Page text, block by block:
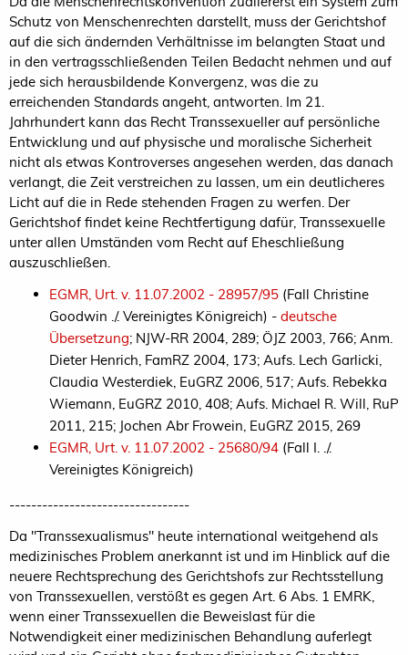
Schutz von Menschenrechten darstellt, muss der Gerichtshof
auf die sich ändernden Verhältnisse im belangten Staat und
in den vertragsschließenden Teilen Bedacht nehmen und auf
jede sich herausbildende Konvergenz, was die zu
erreichenden Standards angeht, antworten. Im 21.
Jahrhundert kann das Recht Transsexueller auf persönliche
Entwicklung und auf physische und moralische Sicherheit
nicht als etwas Kontroverses angesehen werden, das danach
verlangt, die Zeit verstreichen zu lassen, um ein deutlicheres
Licht auf die in Rede stehenden Fragen zu werfen. Der
Gerichtshof findet keine Rechtfertigung dafür, Transsexuelle
unter allen Umständen vom Recht auf Eheschließung
auszuschließen.
EGMR, Urt. v. 11.07.2002 - 28957/95 (Fall Christine
Goodwin ./. Vereinigtes Königreich) - deutsche
Übersetzung; NJW-RR 2004, 289; ÖJZ 2003, 766; Anm.
Dieter Henrich, FamRZ 2004, 173; Aufs. Lech Garlicki,
Claudia Westerdiek, EuGRZ 2006, 517; Aufs. Rebekka
Wiemann, EuGRZ 2010, 408; Aufs. Michael R. Will, RuP
2011, 215; Jochen Abr Frowein, EuGRZ 2015, 269
EGMR, Urt. v. 11.07.2002 - 25680/94 (Fall I. ./.
Vereinigtes Königreich)
---------------------------------
Da "Transsexualismus" heute international weitgehend als
medizinisches Problem anerkannt ist und im Hinblick auf die
neuere Rechtsprechung des Gerichtshofs zur Rechtsstellung
von Transsexuellen, verstößt es gegen Art. 6 Abs. 1 EMRK,
wenn einer Transsexuellen die Beweislast für die
Notwendigkeit einer medizinischen Behandlung auferlegt